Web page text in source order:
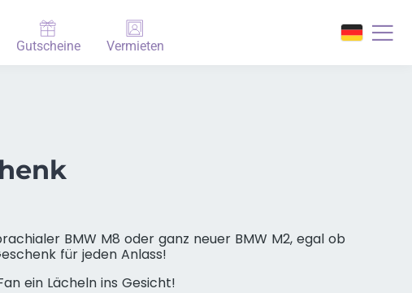
Gutscheine Vermieten
BMW M8 oder ganz neuer BMW M2, egal ob
für jeden Anlass!
ein Lächeln ins Gesicht!